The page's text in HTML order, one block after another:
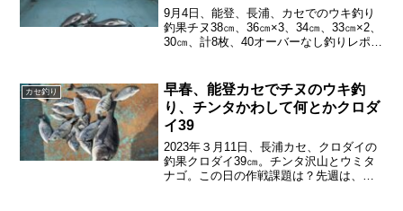
9月4日、能登、長浦、カセでのウキ釣り
釣果チヌ38㎝、36㎝×3、34㎝、33㎝×2、
30㎝、計8枚、40オーバーなし釣りレポー
く。先週まで、活性が高かったチヌも、
タナが...
カセ釣り
早春、能登カセでチヌのウキ釣
り、チンタかわして何とかクロダ
イ39
2023年３月11日、長浦カセ、クロダイの
釣果クロダイ39㎝。チンタ沢山とウミタ
ナゴ。この日の作戦課題は？先週は、チ